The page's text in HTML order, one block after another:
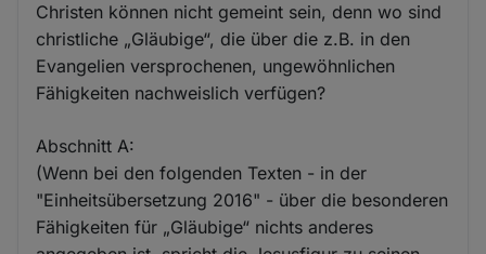
Christen können nicht gemeint sein, denn wo sind
christliche „Gläubige“, die über die z.B. in den
Evangelien versprochenen, ungewöhnlichen
Fähigkeiten nachweislich verfügen?
Abschnitt A:
(Wenn bei den folgenden Texten - in der
"Einheitsübersetzung 2016" - über die besonderen
Fähigkeiten für „Gläubige“ nichts anderes